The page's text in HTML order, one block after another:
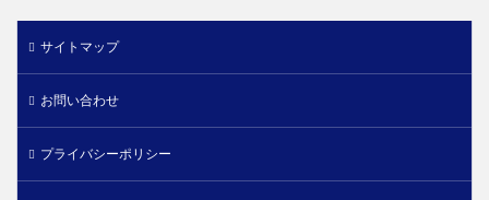
サイトマップ
お問い合わせ
プライバシーポリシー